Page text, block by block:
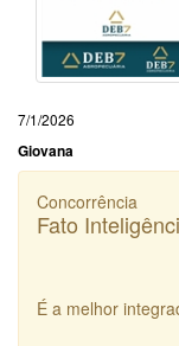
7/1/2026
Giovana
Concorrência
Fato
É a melhor